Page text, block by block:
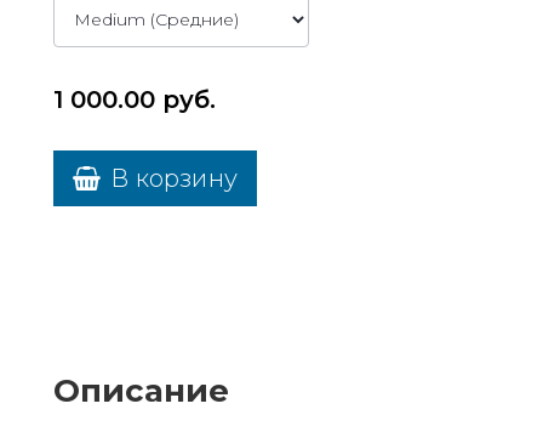
1 000.00 руб.
В корзину
Описание